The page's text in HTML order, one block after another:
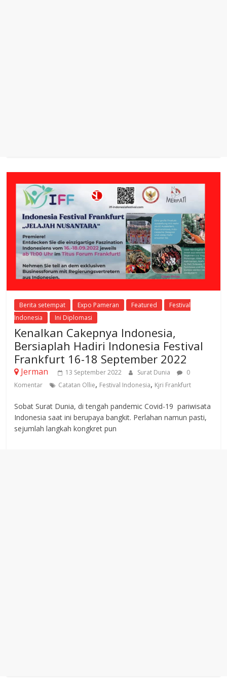
Berita setempat Expo Pameran Featured
Festival
Indonesia
Ini Diplomasi
Kenalkan Cakepnya Indonesia,
Bersiaplah Hadiri Indonesia Festival
Frankfurt 16-18 September 2022
Jerman 13 September 2022 Surat Dunia
0
Komentar
Catatan Ollie, Festival Indonesia, Kjri Frankfurt
Sobat Surat Dunia, di tengah pandemic Covid-19 pariwisata
Indonesia saat ini berupaya bangkit. Perlahan namun pasti,
sejumlah langkah kongkret pun